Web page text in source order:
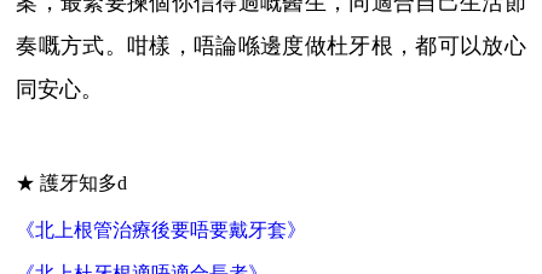
奏嘅方式。咁樣，唔論喺邊度做杜牙根，都可以放心
同安心。
★ 護牙知多d
《北上根管治療後要唔要戴牙套》